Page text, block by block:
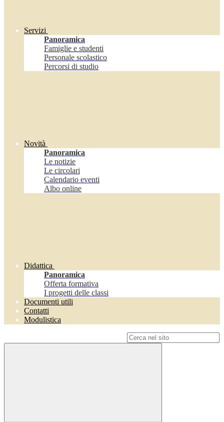
Servizi
Panoramica
Famiglie e studenti
Personale scolastico
Percorsi di studio
Novità
Panoramica
Le notizie
Le circolari
Calendario eventi
Albo online
Didattica
Panoramica
Offerta formativa
I progetti delle classi
Documenti utili
Contatti
Modulistica